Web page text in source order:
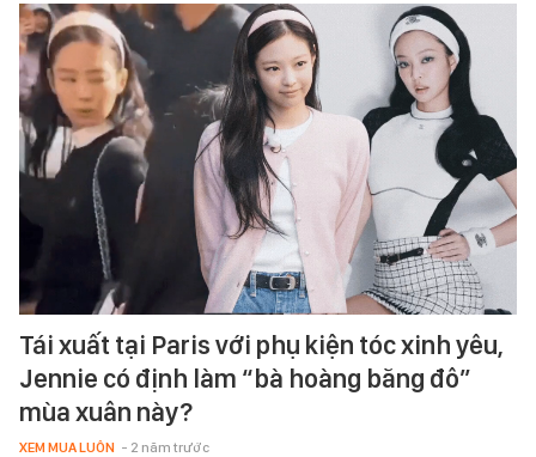
Tái xuất tại Paris với phụ kiện tóc xinh yêu,
Jennie có định làm “bà hoàng băng đô”
mùa xuân này?
XEM MUA LUÔN - 2 năm trước